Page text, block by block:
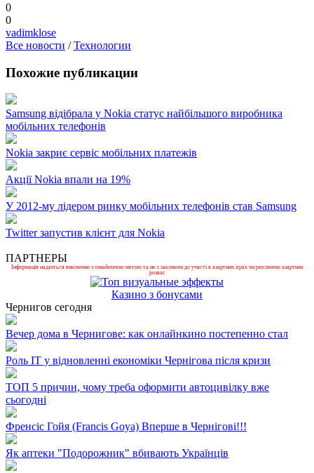
0
0
vadimklose
Все новости /Технологии
Похожие публикации
Samsung відібрала у Nokia статус найбільшого виробника
мобільних телефонів
Nokia закриє сервіс мобільних платежів
Акції Nokia впали на 19%
У 2012-му лідером ринку мобільних телефонів став Samsung
Twitter запустив клієнт для Nokia
ПАРТНЕРЫ
Інформація надається виключно з ознайомчою метою та не є закликом до участі в азартних іграх чи рекламою азартних
розваг.
Казино з бонусами
Чернигов сегодня
Вечер дома в Чернигове: как онлайнкино постепенно стал
Роль ІТ у відновленні економіки Чернігова після кризи
ТОП 5 причин, чому треба оформити автоцивілку вже
сьогодні
Френсіс Гойя (Francis Goya) Вперше в Чернігові!!!
Як аптеки "Подорожник" вбивають Українців